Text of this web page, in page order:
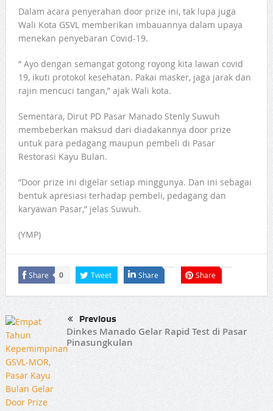
Dalam acara penyerahan door prize ini, tak lupa juga
Wali Kota GSVL memberikan imbauannya dalam upaya
menekan penyebaran Covid-19.
” Ayo dengan semangat gotong royong kita lawan covid
19, ikuti protokol kesehatan. Pakai masker, jaga jarak dan
rajin mencuci tangan,” ajak Wali kota.
Sementara, Dirut PD Pasar Manado Stenly Suwuh
membeberkan maksud dari diadakannya door prize
untuk para pedagang maupun pembeli di Pasar
Restorasi Kayu Bulan.
”Door prize ini digelar setiap minggunya. Dan ini sebagai
bentuk apresiasi terhadap pembeli, pedagang dan
karyawan Pasar,” jelas Suwuh.
(YMP)
Share 0 Tweet Share Share
Previous
Dinkes Manado Gelar Rapid Test di Pasar
Pinasungkulan